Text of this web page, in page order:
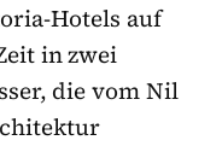
Hotels auf
in zwei
die vom Nil